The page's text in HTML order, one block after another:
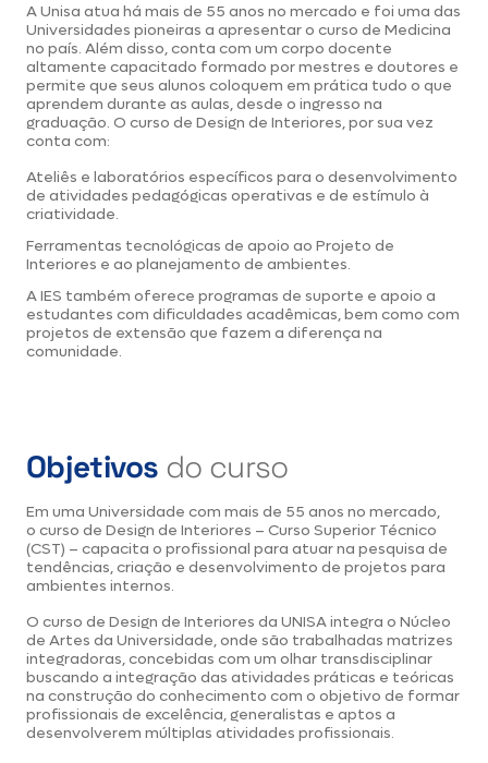
A Unisa atua há mais de 55 anos no mercado e foi uma das
Universidades pioneiras a apresentar o curso de Medicina
no país. Além disso, conta com um corpo docente
altamente capacitado formado por mestres e doutores e
permite que seus alunos coloquem em prática tudo o que
aprendem durante as aulas, desde o ingresso na
graduação. O curso de Design de Interiores, por sua vez
conta com:
Ateliês e laboratórios específicos para o desenvolvimento
de atividades pedagógicas operativas e de estímulo à
criatividade.
Ferramentas tecnológicas de apoio ao Projeto de
Interiores e ao planejamento de ambientes.
A IES também oferece programas de suporte e apoio a
estudantes com dificuldades acadêmicas, bem como com
projetos de extensão que fazem a diferença na
comunidade.
Objetivos do curso
Em uma Universidade com mais de 55 anos no mercado,
o curso de Design de Interiores – Curso Superior Técnico
(CST) – capacita o profissional para atuar na pesquisa de
tendências, criação e desenvolvimento de projetos para
ambientes internos.
O curso de Design de Interiores da UNISA integra o Núcleo
de Artes da Universidade, onde são trabalhadas matrizes
integradoras, concebidas com um olhar transdisciplinar
buscando a integração das atividades práticas e teóricas
na construção do conhecimento com o objetivo de formar
profissionais de excelência, generalistas e aptos a
desenvolverem múltiplas atividades profissionais.